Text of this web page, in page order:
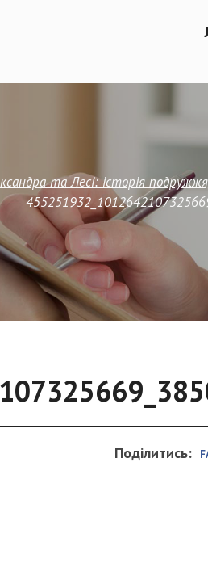
та Лесі: історія
Поділитись: